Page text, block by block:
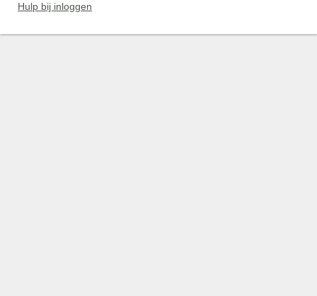
Hulp bij inloggen